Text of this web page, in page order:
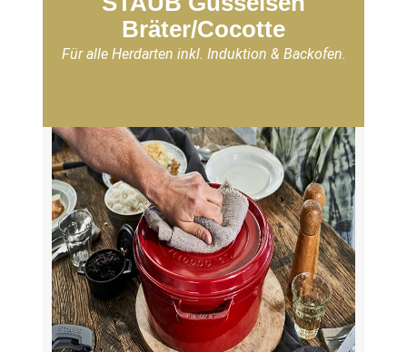
Bräter/Cocotte
Für alle Herdarten inkl. Induktion & Backofen.